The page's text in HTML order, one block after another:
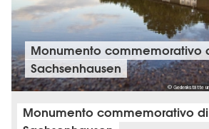
© Gedenkstätte
Monumento commemorativo
Sachsenhausen
Monumento commemorativo di